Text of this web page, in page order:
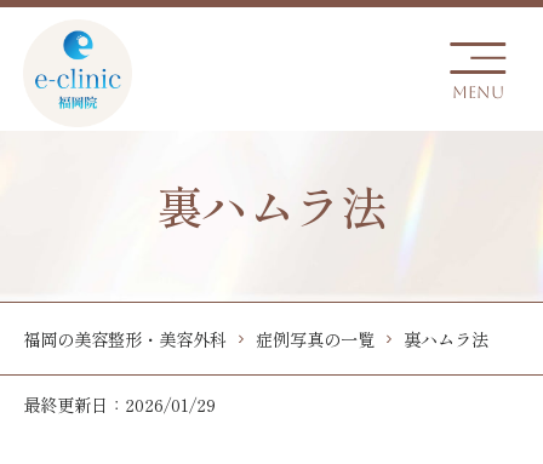
裏ハムラ法
福岡の美容整形・美容外科 症例写真の一覧 裏ハムラ法
最終更新日：2026/01/29